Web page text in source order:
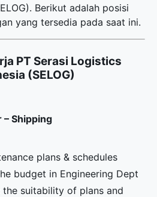
Berikut adalah posisi
yang tersedia pada saat ini.
PT Serasi Logistics
(SELOG)
Shipping
plans & schedules
budget in Engineering Dept
the suitability of plans and